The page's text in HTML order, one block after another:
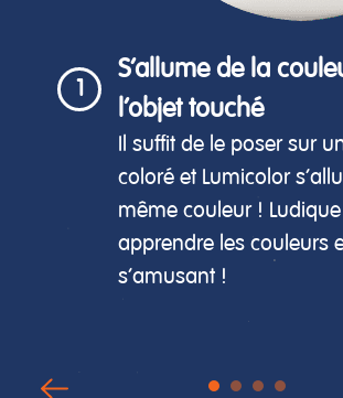
1
S'allume de la
l'objet touché
Il suffit de le poser sur
coloré et Lumicolor
même couleur !
apprendre les couleurs
s'amusant !